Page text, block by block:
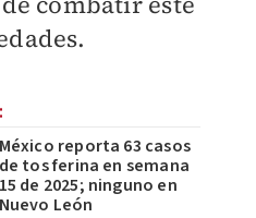
México reporta 63 casos
de tos ferina en semana
15 de 2025; ninguno en
Nuevo León